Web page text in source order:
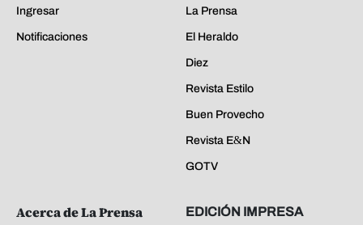
Ingresar
Notificaciones
La Prensa
El Heraldo
Diez
Revista Estilo
Buen Provecho
Revista E&N
GOTV
Acerca de La Prensa EDICIÓN IMPRESA